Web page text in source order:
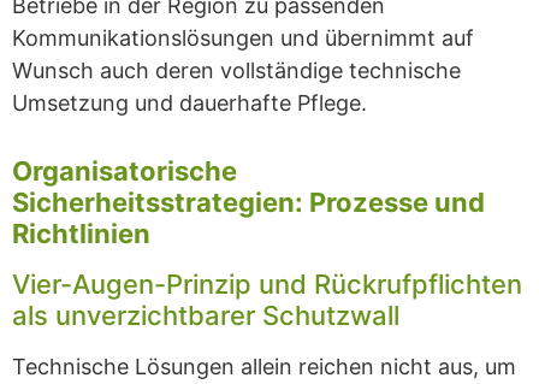
Kommunikationslösungen und übernimmt auf
Wunsch auch deren vollständige technische
Umsetzung und dauerhafte Pflege.
Organisatorische
Sicherheitsstrategien: Prozesse und
Richtlinien
Vier-Augen-Prinzip und Rückrufpflichten
als unverzichtbarer Schutzwall
Technische Lösungen allein reichen nicht aus, um